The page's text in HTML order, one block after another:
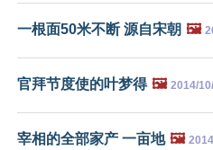
一根面50米不断 源自宋朝 🖼️
官拜节度使的叶梦得 🖼️ 2014/
宰相的全部家产 一亩地 🖼️